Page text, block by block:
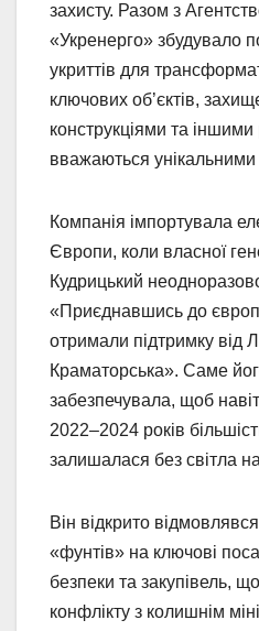
захисту. Разом з
«Укренерго» збудувало
укриттів для
ключових об’єктів,
конструкціями та іншими
вважаються унікальними
Компанія імпортувала
Європи, коли власної
Кудрицький
«Приєднавшись до
отримали підтримку від
Краматорська». Саме
забезпечувала, щоб
2022–2024 років
залишалася без світла
Він відкрито
«фунтів» на ключові
безпеки та закупівель,
конфлікту з колишнім